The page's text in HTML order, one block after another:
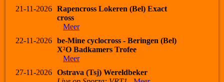
21-11-2026
Rapencross Lokeren (Bel) Exact
cross
Meer
22-11-2026
be-Mine cyclocross - Beringen (Bel)
X²O Badkamers Trofee
Meer
27-11-2026
Ostrava (Tsj) Wereldbeker